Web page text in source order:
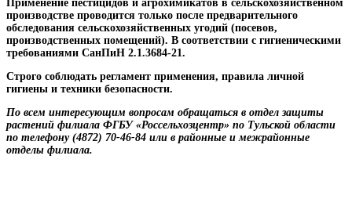
Применение пестицидов и агрохимикатов в сельскохозяйственном
производстве проводится только после предварительного
обследования сельскохозяйственных угодий (посевов,
производственных помещений). В соответствии с гигиеническими
требованиями СанПиН 2.1.3684-21.
Строго соблюдать регламент применения, правила личной
гигиены и техники безопасности.
По всем интересующим вопросам обращаться в отдел защиты
растений филиала ФГБУ «Россельхозцентр» по Тульской области
по телефону (4872) 70-46-84 или в районные и межрайонные
отделы филиала.